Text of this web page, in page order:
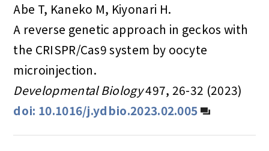
Abe T, Kaneko M, Kiyonari H.
A reverse genetic approach in geckos with
the CRISPR/Cas9 system by oocyte
microinjection.
Developmental Biology497, 26-32 (2023)
doi: 10.1016/j.ydbio.2023.02.005